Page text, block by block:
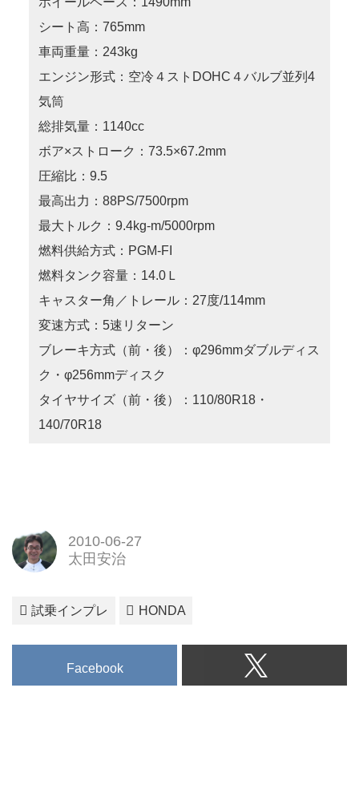
シート高：765mm
車両重量：243kg
エンジン形式：空冷４ストDOHC４バルブ並列4
気筒
総排気量：1140cc
ボア×ストローク：73.5×67.2mm
圧縮比：9.5
最高出力：88PS/7500rpm
最大トルク：9.4kg-m/5000rpm
燃料供給方式：PGM-FI
燃料タンク容量：14.0Ｌ
キャスター角／トレール：27度/114mm
変速方式：5速リターン
ブレーキ方式（前・後）：φ296mmダブルディス
ク・φ256mmディスク
タイヤサイズ（前・後）：110/80R18・
140/70R18
2010-06-27
太田安治
試乗インプレ HONDA
Facebook